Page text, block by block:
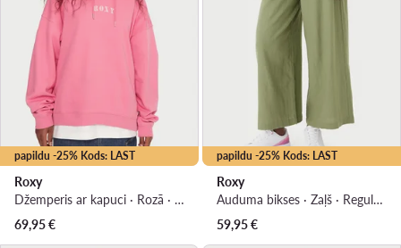
papildu -25% Kods: LAST
Roxy
Džemperis ar kapuci · Rozā · Oversize
69,95€
papildu -25% Kods: LAST
Roxy
Auduma bikses · Zaļš · Regular Fit
59,95€